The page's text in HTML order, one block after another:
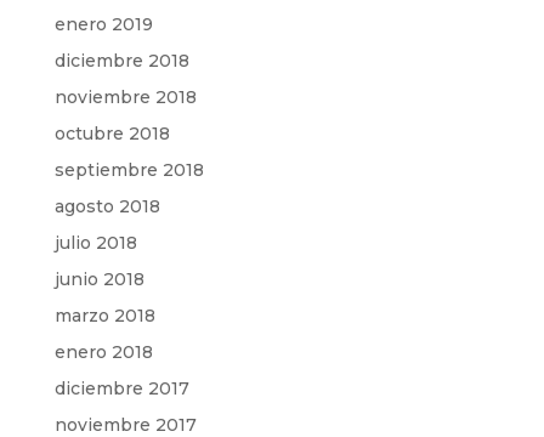
enero 2019
diciembre 2018
noviembre 2018
octubre 2018
septiembre 2018
agosto 2018
julio 2018
junio 2018
marzo 2018
enero 2018
diciembre 2017
noviembre 2017